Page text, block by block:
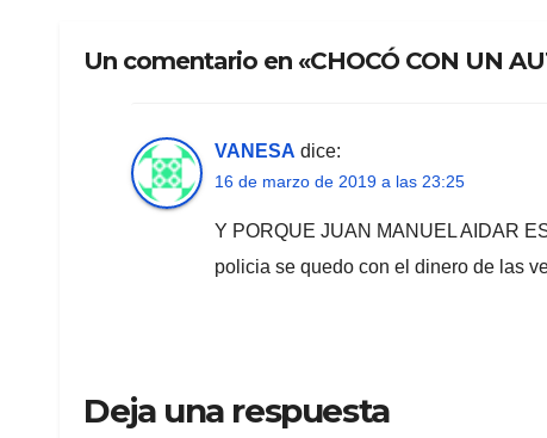
Un comentario en «CHOCÓ CON UN
VANESA dice:
16 de marzo de 2019 a las 23:25
Y PORQUE JUAN MANUEL AIDAR
policia se quedo con el dinero de las
Deja una respuesta